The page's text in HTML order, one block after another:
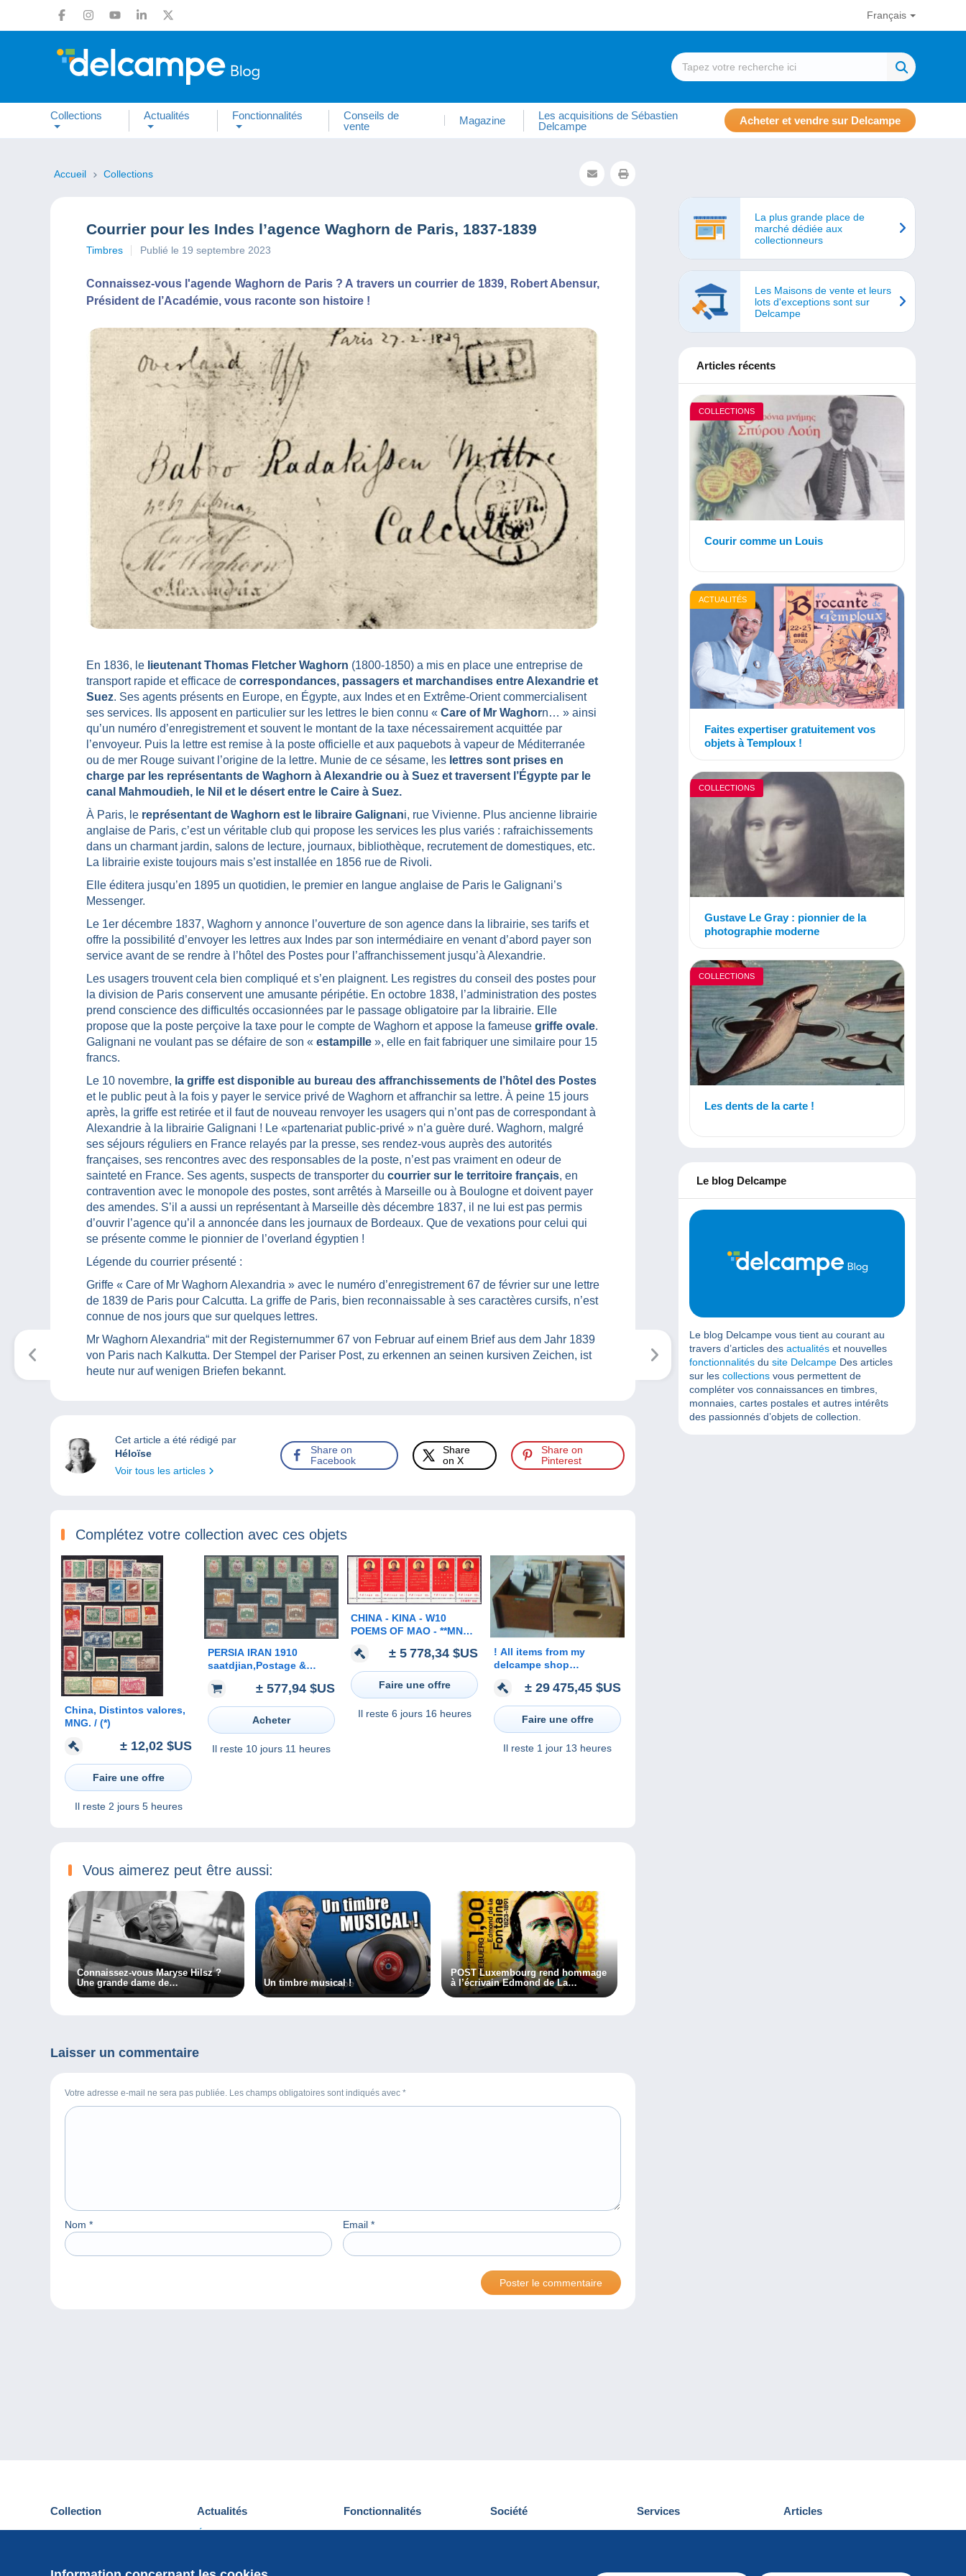
Français
Collections Actualités Fonctionnalités
Conseils de
vente
Magazine
Les acquisitions de Sébastien
Delcampe
Acheter et vendre sur Delcampe
Accueil Collections
Courrier pour les Indes l’agence Waghorn de Paris, 1837-1839
Timbres Publié le 19 septembre 2023
Connaissez-vous l'agende Waghorn de Paris ? A travers un courrier de 1839, Robert Abensur,
Président de l’Académie, vous raconte son histoire !
En 1836, le lieutenant Thomas Fletcher Waghorn (1800-1850) a mis en place une entreprise de
transport rapide et efficace de correspondances, passagers et marchandises entre Alexandrie et
Suez. Ses agents présents en Europe, en Égypte, aux Indes et en Extrême-Orient commercialisent
ses services. Ils apposent en particulier sur les lettres le bien connu « Care of Mr Waghorn… » ainsi
qu’un numéro d’enregistrement et souvent le montant de la taxe nécessairement acquittée par
l’envoyeur. Puis la lettre est remise à la poste officielle et aux paquebots à vapeur de Méditerranée
ou de mer Rouge suivant l’origine de la lettre. Munie de ce sésame, les lettres sont prises en
charge par les représentants de Waghorn à Alexandrie ou à Suez et traversent l’Égypte par le
canal Mahmoudieh, le Nil et le désert entre le Caire à Suez.
À Paris, le représentant de Waghorn est le libraire Galignani, rue Vivienne. Plus ancienne librairie
anglaise de Paris, c’est un véritable club qui propose les services les plus variés : rafraichissements
dans un charmant jardin, salons de lecture, journaux, bibliothèque, recrutement de domestiques, etc.
La librairie existe toujours mais s’est installée en 1856 rue de Rivoli.
Elle éditera jusqu’en 1895 un quotidien, le premier en langue anglaise de Paris le Galignani’s
Messenger.
Le 1er décembre 1837, Waghorn y annonce l’ouverture de son agence dans la librairie, ses tarifs et
offre la possibilité d’envoyer les lettres aux Indes par son intermédiaire en venant d’abord payer son
service avant de se rendre à l’hôtel des Postes pour l’affranchissement jusqu’à Alexandrie.
Les usagers trouvent cela bien compliqué et s’en plaignent. Les registres du conseil des postes pour
la division de Paris conservent une amusante péripétie. En octobre 1838, l’administration des postes
prend conscience des difficultés occasionnées par le passage obligatoire par la librairie. Elle
propose que la poste perçoive la taxe pour le compte de Waghorn et appose la fameuse griffe ovale.
Galignani ne voulant pas se défaire de son « estampille », elle en fait fabriquer une similaire pour 15
francs.
Le 10 novembre, la griffe est disponible au bureau des affranchissements de l’hôtel des Postes
et le public peut à la fois y payer le service privé de Waghorn et affranchir sa lettre. À peine 15 jours
après, la griffe est retirée et il faut de nouveau renvoyer les usagers qui n’ont pas de correspondant à
Alexandrie à la librairie Galignani ! Le «partenariat public-privé » n’a guère duré. Waghorn, malgré
ses séjours réguliers en France relayés par la presse, ses rendez-vous auprès des autorités
françaises, ses rencontres avec des responsables de la poste, n’est pas vraiment en odeur de
sainteté en France. Ses agents, suspects de transporter du courrier sur le territoire français, en
contravention avec le monopole des postes, sont arrêtés à Marseille ou à Boulogne et doivent payer
des amendes. S’il a aussi un représentant à Marseille dès décembre 1837, il ne lui est pas permis
d’ouvrir l’agence qu’il a annoncée dans les journaux de Bordeaux. Que de vexations pour celui qui
se présente comme le pionnier de l’overland égyptien !
Légende du courrier présenté :
Griffe « Care of Mr Waghorn Alexandria » avec le numéro d’enregistrement 67 de février sur une lettre
de 1839 de Paris pour Calcutta. La griffe de Paris, bien reconnaissable à ses caractères cursifs, n’est
connue de nos jours que sur quelques lettres.
Mr Waghorn Alexandria“ mit der Registernummer 67 von Februar auf einem Brief aus dem Jahr 1839
von Paris nach Kalkutta. Der Stempel der Pariser Post, zu erkennen an seinen kursiven Zeichen, ist
heute nur auf wenigen Briefen bekannt.
Cet article a été rédigé par
Héloïse
Voir tous les articles
Share on
Facebook
Share
on X
Share on
Pinterest
Complétez votre collection avec ces objets
China, Distintos valores,
MNG. / (*)
± 12,02 $US
Faire une offre
Il reste 2 jours 5 heures
PERSIA IRAN 1910
saatdjian,Postage &
Coronation,Silver
Border,Complete
series,Hinged track,Gum
± 577,94 $US
Acheter
Il reste 10 jours 11 heures
CHINA - KINA - W10
POEMS OF MAO - **MNH -
± 5 778,34 $US
Faire une offre
Il reste 6 jours 16 heures
! All items from my
delcampe shop
stamps, postcards,
Autographs
± 29 475,45 $US
Faire une offre
Il reste 1 jour 13 heures
Vous aimerez peut être aussi:
Connaissez-vous Maryse Hilsz ?
Une grande dame de
l’aérophilatélie (1ère partie)
Un timbre musical !
POST Luxembourg rend hommage
à l’écrivain Edmond de La
Fontaine
Laisser un commentaire
Votre adresse e-mail ne sera pas publiée. Les champs obligatoires sont indiqués avec *
Nom * Email *
La plus grande place de
marché dédiée aux
collectionneurs
Les Maisons de vente et leurs
lots d'exceptions sont sur
Delcampe
Articles récents
COLLECTIONS
Courir comme un Louis
ACTUALITÉS
Faites expertiser gratuitement vos
objets à Temploux !
COLLECTIONS
Gustave Le Gray : pionnier de la
photographie moderne
COLLECTIONS
Les dents de la carte !
Le blog Delcampe
Le blog Delcampe vous tient au courant au
travers d’articles des actualités et nouvelles
fonctionnalités du site Delcampe Des articles
sur les collections vous permettent de
compléter vos connaissances en timbres,
monnaies, cartes postales et autres intérêts
des passionnés d’objets de collection.
Collection
Cartes postales
Actualités
Événements Delcampe
Fonctionnalités
Nouveautés
Société
Qui sommes-nous
Services
Découvrir Delcampe
Articles